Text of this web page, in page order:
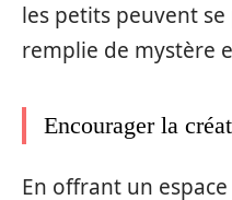
les petits peuvent
remplie de mystère
Encourager la
En offrant un